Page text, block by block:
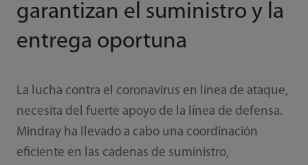
garantizan el suministro y la
entrega oportuna
La lucha contra el coronavirus en línea de ataque,
necesita del fuerte apoyo de la línea de defensa.
Mindray ha llevado a cabo una coordinación
eficiente en las cadenas de suministro,